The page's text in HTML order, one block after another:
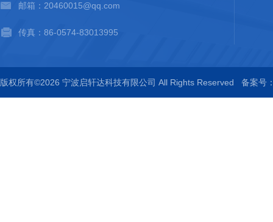
邮箱：20460015@qq.com
传真：86-0574-83013995
版权所有©2026 宁波启轩达科技有限公司 All Rights Reserved 备案号